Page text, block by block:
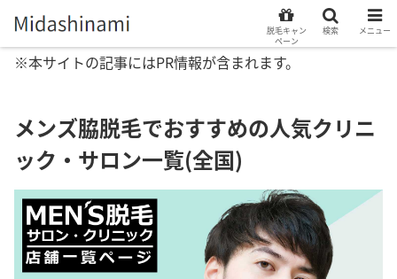
※本サイトの記事にはPR情報が含まれます。
メンズ脇脱毛でおすすめの人気クリニ
ック・サロン一覧(全国)
脱毛キャン
ペーン
検索 メニュー